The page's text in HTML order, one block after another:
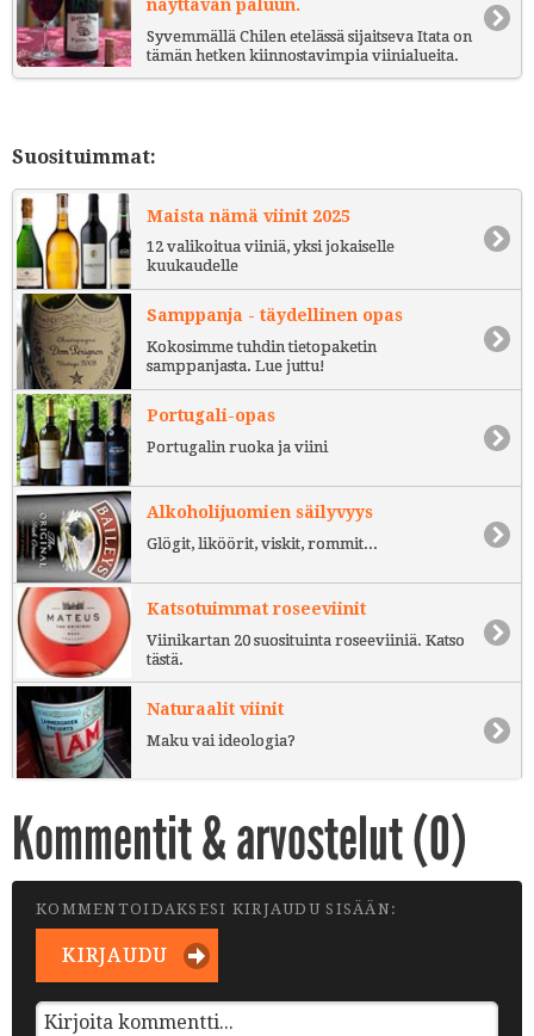
näyttävän paluun.
Syvemmällä Chilen etelässä sijaitseva Itata on
tämän hetken kiinnostavimpia viinialueita.
Suosituimmat:
Maista nämä viinit 2025
12 valikoitua viiniä, yksi jokaiselle
kuukaudelle
Samppanja - täydellinen opas
Kokosimme tuhdin tietopaketin
samppanjasta. Lue juttu!
Portugali-opas
Portugalin ruoka ja viini
Alkoholijuomien säilyvyys
Glögit, liköörit, viskit, rommit...
Katsotuimmat roseeviinit
Viinikartan 20 suosituinta roseeviiniä. Katso
tästä.
Naturaalit viinit
Maku vai ideologia?
Kommentit & arvostelut (0)
KOMMENTOIDAKSESI KIRJAUDU SISÄÄN:
KIRJAUDU